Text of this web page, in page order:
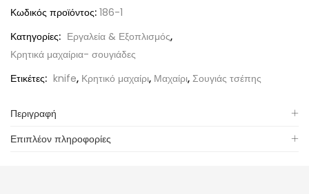
Κωδικός προϊόντος: 186-1
Κατηγορίες: Εργαλεία & Εξοπλισμός,
Κρητικά μαχαίρια- σουγιάδες
Ετικέτες: knife, Κρητικό μαχαίρι, Μαχαίρι, Σουγιάς τσέπης
Περιγραφή
Επιπλέον πληροφορίες